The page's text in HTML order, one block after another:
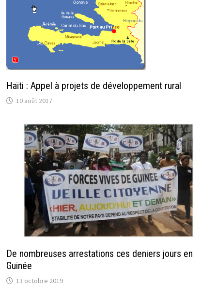
Haïti : Appel à projets de développement rural
10 août 2017
De nombreuses arrestations ces deniers jours en
Guinée
13 octobre 2019